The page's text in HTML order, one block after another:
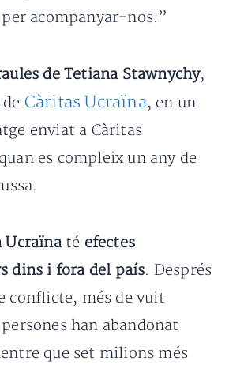
acompanyar-nos.”
de Tetiana Stawnychy,
de Càritas Ucraïna, en un
enviat a Càritas
es compleix un any de
Ucraïnaté efectes
dins i fora del país. Després
conflicte, més de vuit
han abandonat
que set milions més